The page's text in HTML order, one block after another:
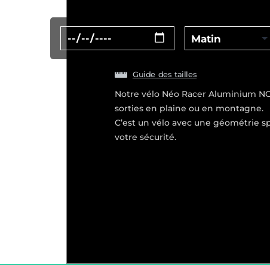
Guide des tailles
Notre vélo Néo Racer Aluminium
sorties en plaine ou en montagne.
C’est un vélo avec une géométrie
votre sécurité.